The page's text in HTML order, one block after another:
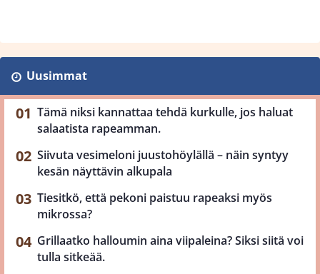
Uusimmat
Tämä niksi kannattaa tehdä kurkulle, jos haluat
salaatista rapeamman.
Siivuta vesimeloni juustohöylällä – näin syntyy
kesän näyttävin alkupala
Tiesitkö, että pekoni paistuu rapeaksi myös
mikrossa?
Grillaatko halloumin aina viipaleina? Siksi siitä voi
tulla sitkeää.